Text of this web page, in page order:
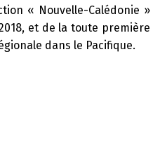
« Nouvelle-Calédonie »
et de la toute première
dans le Pacifique.